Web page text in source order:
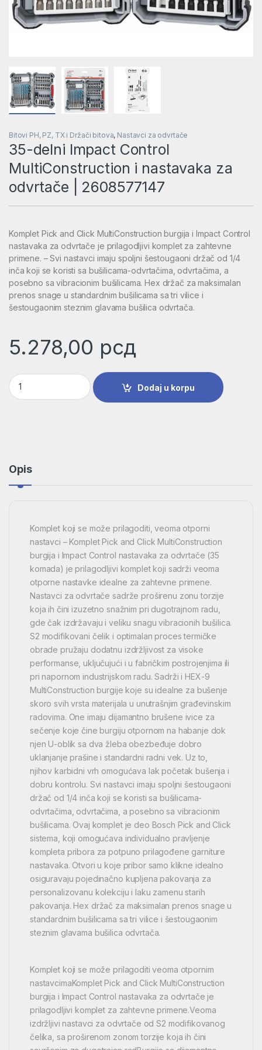
Bitovi PH, PZ, TX i Držači bitova, Nastavci za odvrtače
35-delni Impact Control
MultiConstruction i nastavaka za
odvrtače | 2608577147
Komplet Pick and Click MultiConstruction burgija i Impact Control
nastavaka za odvrtače je prilagodljivi komplet za zahtevne
primene. – Svi nastavci imaju spoljni šestougaoni držač od 1/4
inča koji se koristi sa bušilicama-odvrtačima, odvrtačima, a
posebno sa vibracionim bušilicama. Hex držač za maksimalan
prenos snage u standardnim bušilicama sa tri vilice i
šestougaonim steznim glavama bušilica odvrtača.
5.278,00 рсд
35-delni Impact Control MultiConstruction i nastavaka za
Dodaj u korpu
Opis
Komplet koji se može prilagoditi, veoma otporni
nastavci – Komplet Pick and Click MultiConstruction
burgija i Impact Control nastavaka za odvrtače (35
komada) je prilagodljivi komplet koji sadrži veoma
otporne nastavke idealne za zahtevne primene.
Nastavci za odvrtače sadrže proširenu zonu torzije
koja ih čini izuzetno snažnim pri dugotrajnom radu,
gde čak izdržavaju i veliku snagu vibracionih bušilica.
S2 modifikovani čelik i optimalan proces termičke
obrade pružaju dodatnu izdržljivost za visoke
performanse, uključujući i u fabričkim postrojenjima ili
pri napornom industrijskom radu. Sadrži i HEX-9
MultiConstruction burgije koje su idealne za bušenje
skoro svih vrsta materijala u unutrašnjim građevinskim
radovima. One imaju dijamantno brušene ivice za
sečenje koje čine burgiju otpornom na habanje dok
njen U-oblik sa dva žleba obezbeđuje dobro
uklanjanje prašine i standardni radni vek. Uz to,
njihov karbidni vrh omogućava lak početak bušenja i
dobru kontrolu. Svi nastavci imaju spoljni šestougaoni
držač od 1/4 inča koji se koristi sa bušilicama-
odvrtačima, odvrtačima, a posebno sa vibracionim
bušilicama. Ovaj komplet je deo Bosch Pick and Click
sistema, koji omogućava individualno pravljenje
kompleta pribora za potpuno prilagođene garniture
nastavaka. Otvori u koje pribor samo klikne idealno
osiguravaju pojedinačno kupljena pakovanja za
personalizovanu kolekciju i laku zamenu starih
pakovanja. Hex držač za maksimalan prenos snage u
standardnim bušilicama sa tri vilice i šestougaonim
steznim glavama bušilica odvrtača.
Komplet koji se može prilagoditi veoma otpornim
nastavcimaKomplet Pick and Click MultiConstruction
burgija i Impact Control nastavaka za odvrtače je
prilagodljivi komplet za zahtevne primene.Veoma
izdržljivi nastavci za odvrtače od S2 modifikovanog
čelika, sa proširenom zonom torzije koja ih čini